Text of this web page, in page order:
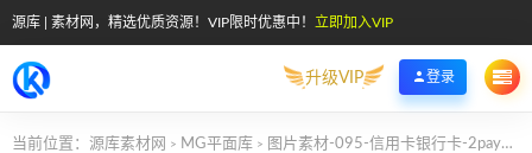
源库 | 素材网，精选优质资源！VIP限时优惠中！ 立即加入VIP
升级VIP 登录
当前位置： 源库素材网 > MG平面库 > 图片素材-095-信用卡银行卡-2pay扁平卡通商业和办公元素图标